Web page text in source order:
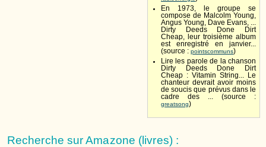
En 1973, le groupe se
compose de Malcolm Young,
Angus Young, Dave Evans, ...
Dirty Deeds Done Dirt
Cheap, leur troisième album
est enregistré en janvier...
(source : pointscommuns)
Lire les parole de la chanson
Dirty Deeds Done Dirt
Cheap : Vitamin String... Le
chanteur devrait avoir moins
de soucis que prévus dans le
cadre des ... (source :
greatsong)
Recherche sur Amazone (livres) :